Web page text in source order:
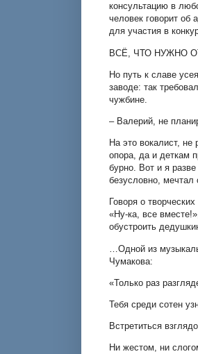
консультацию в
человек говорит об
для участия в
ВСЁ, ЧТО НУЖНО
Но путь к славе
заводе: так
чужбине.
– Валерий, не
На это вокалист,
опора, да и деткам
бурно. Вот и я
безусловно,
Говоря о
«Ну-ка, все
обустроить
…Одной из
Чумакова:
«Только раз
Тебя среди сотен
Встретиться
Ни жестом, ни